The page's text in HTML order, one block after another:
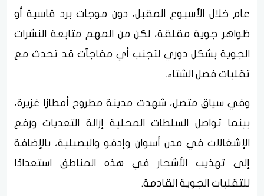
عام خلال الأسبوع المقبل، دون موجات برد قاسية أو
ظواهر جوية مقلقة، لكن من المهم متابعة النشرات
الجوية بشكل دوري لتجنب أي مفاجآت قد تحدث مع
تقلبات فصل الشتاء.
وفي سياق متصل، شهدت مدينة مطروح أمطارًا غزيرة،
بينما تواصل السلطات المحلية إزالة التعديات ورفع
الإشغالات في مدن أسوان وإدفو والبصيلية، بالإضافة
إلى تهذيب الأشجار في هذه المناطق استعدادًا
للتقلبات الجوية القادمة.